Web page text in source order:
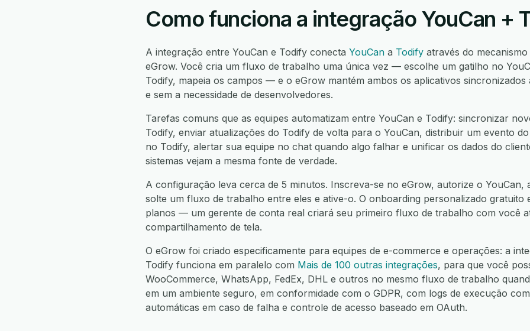
Como funciona a integração YouCan +
A integração entre YouCan e Todify conecta YouCan a Todify através do
eGrow. Você cria um fluxo de trabalho uma única vez — escolhe um gatilho no
Todify, mapeia os campos — e o eGrow mantém ambos os aplicativos
e sem a necessidade de desenvolvedores.
Tarefas comuns que as equipes automatizam entre YouCan e Todify: sincronizar
Todify, enviar atualizações do Todify de volta para o YouCan, distribuir um evento
no Todify, alertar sua equipe no chat quando algo falhar e unificar os dados do
sistemas vejam a mesma fonte de verdade.
A configuração leva cerca de 5 minutos. Inscreva-se no eGrow, autorize o YouCan,
solte um fluxo de trabalho entre eles e ative-o. O onboarding personalizado gratuito
planos — um gerente de conta real criará seu primeiro fluxo de trabalho com você
compartilhamento de tela.
O eGrow foi criado especificamente para equipes de e-commerce e operações: a
Todify funciona em paralelo com Mais de 100 outras integrações, para que você
WooCommerce, WhatsApp, FedEx, DHL e outros no mesmo fluxo de trabalho
em um ambiente seguro, em conformidade com o GDPR, com logs de execução
automáticas em caso de falha e controle de acesso baseado em OAuth.